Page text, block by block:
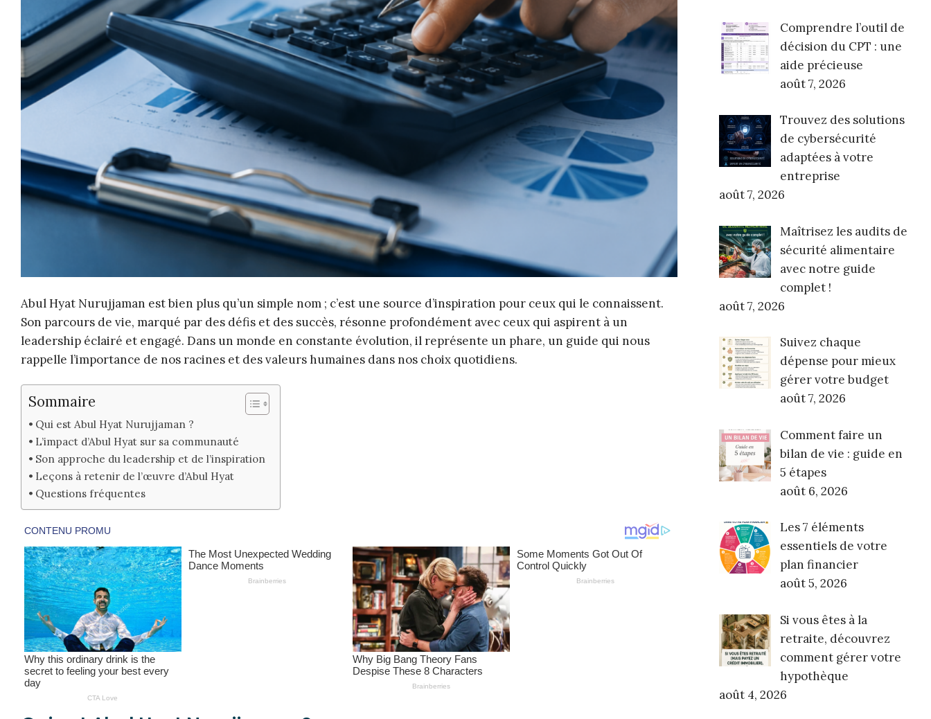
Abul Hyat Nurujjaman est bien plus qu’un simple nom ; c’est une source d’inspiration pour ceux qui le connaissent.
Son parcours de vie, marqué par des défis et des succès, résonne profondément avec ceux qui aspirent à un
leadership éclairé et engagé. Dans un monde en constante évolution, il représente un phare, un guide qui nous
rappelle l’importance de nos racines et des valeurs humaines dans nos choix quotidiens.
Sommaire
Qui est Abul Hyat Nurujjaman ?
L’impact d’Abul Hyat sur sa communauté
Son approche du leadership et de l’inspiration
Leçons à retenir de l’œuvre d’Abul Hyat
Questions fréquentes
Comprendre l’outil de
décision du CPT : une
aide précieuse
août 7, 2026
Trouvez des solutions
de cybersécurité
adaptées à votre
entreprise
août 7, 2026
Maîtrisez les audits de
sécurité alimentaire
avec notre guide
complet !
août 7, 2026
Suivez chaque
dépense pour mieux
gérer votre budget
août 7, 2026
Comment faire un
bilan de vie : guide en
5 étapes
août 6, 2026
Les 7 éléments
essentiels de votre
plan financier
août 5, 2026
Si vous êtes à la
retraite, découvrez
comment gérer votre
hypothèque
août 4, 2026